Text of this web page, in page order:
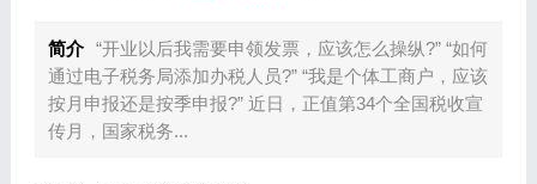
简介 “开业以后我需要申领发票，应该怎么操纵?” “如何
通过电子税务局添加办税人员?” “我是个体工商户，应该
按月申报还是按季申报?” 近日，正值第34个全国税收宣
传月，国家税务...